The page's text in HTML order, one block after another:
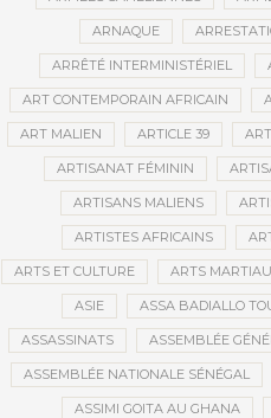
ARNAQUE
ARRÊTÉ INTERMINISTÉRIEL
ART CONTEMPORAIN AFRICAIN
ART MALIEN ARTICLE 39
ARTISANAT FÉMININ
ARTISANS MALIENS
ARTISTES AFRICAINS
ARTS ET CULTURE ARTS
ASIE ASSA BADIALLO
ASSASSINATS ASSEMBLÉE
ASSEMBLÉE NATIONALE SÉNÉGAL
ASSIMI GOITA AU GHANA